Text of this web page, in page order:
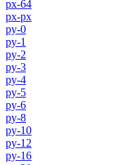
px-64
px-px
py-0
py-1
py-2
py-3
py-4
py-5
py-6
py-8
py-10
py-12
py-16